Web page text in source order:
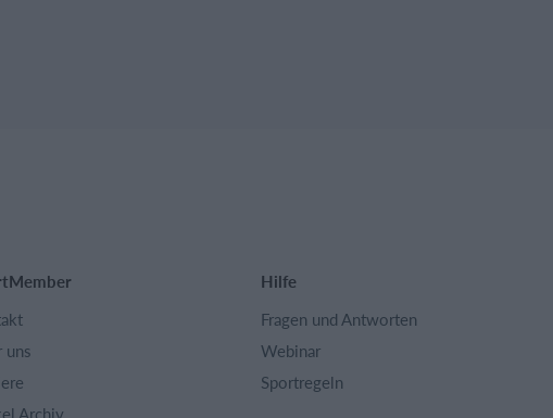
uns
Archiv
Hilfe
Fragen und Antworten
Webinar
Sportregeln